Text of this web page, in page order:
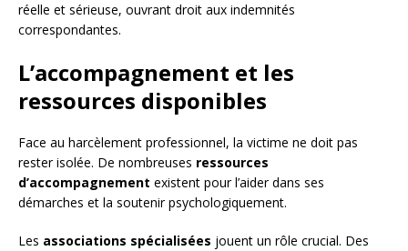
réelle et sérieuse, ouvrant droit aux indemnités
correspondantes.
L’accompagnement et les
ressources disponibles
Face au harcèlement professionnel, la victime ne doit pas
rester isolée. De nombreuses ressources
d’accompagnement existent pour l’aider dans ses
démarches et la soutenir psychologiquement.
Les associations spécialisées jouent un rôle crucial. Des